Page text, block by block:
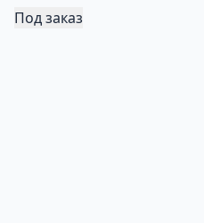
Под заказ